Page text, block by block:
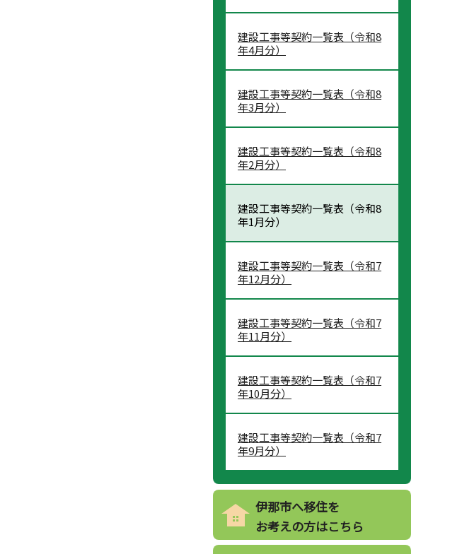
建設工事等契約一覧表（令和8
年4月分）
建設工事等契約一覧表（令和8
年3月分）
建設工事等契約一覧表（令和8
年2月分）
建設工事等契約一覧表（令和8
年1月分）
建設工事等契約一覧表（令和7
年12月分）
建設工事等契約一覧表（令和7
年11月分）
建設工事等契約一覧表（令和7
年10月分）
建設工事等契約一覧表（令和7
年9月分）
伊那市へ移住を
お考えの方はこちら